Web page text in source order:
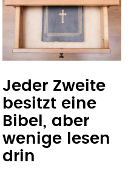
Jeder Zweite
besitzt eine
Bibel, aber
wenige lesen
drin